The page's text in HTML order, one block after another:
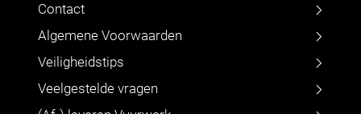
Contact
Algemene Voorwaarden
Veiligheidstips
Veelgestelde vragen